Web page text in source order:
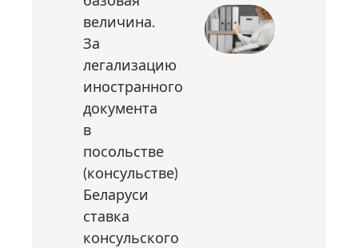
величина.
За
легализацию
иностранного
документа
в
посольстве
(консульстве)
Беларуси
ставка
консульского